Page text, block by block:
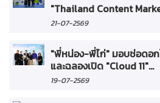
"Thailand Content
21-07-2569
"พี่หน่อง-พี่ไก่" มอบช่อดอ
และฉลองเปิด "Cloud 11"...
19-07-2569